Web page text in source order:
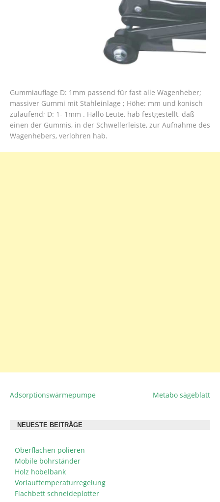
Gummiauflage D: 1mm passend für fast alle Wagenheber;
massiver Gummi mit Stahleinlage ; Höhe: mm und konisch
zulaufend; D: 1- 1mm . Hallo Leute, hab festgestellt, daß
einen der Gummis, in der Schwellerleiste, zur Aufnahme des
Wagenhebers, verlohren hab.
BEITRAGSNAVIGATION
Adsorptionswärmepumpe Metabo sägeblatt
NEUESTE BEITRÄGE
Oberflächen polieren
Mobile bohrständer
Holz hobelbank
Vorlauftemperaturregelung
Flachbett schneideplotter